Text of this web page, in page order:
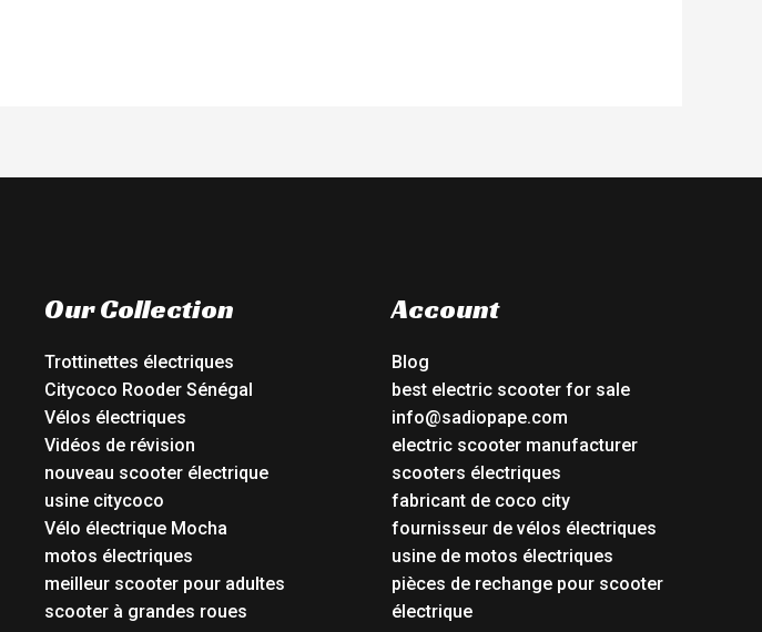
Our Collection
Trottinettes électriques
Citycoco Rooder Sénégal
Vélos électriques
Vidéos de révision
nouveau scooter électrique
usine citycoco
Vélo électrique Mocha
motos électriques
meilleur scooter pour adultes
scooter à grandes roues
Account
Blog
best electric scooter for sale
info@sadiopape.com
electric scooter manufacturer
scooters électriques
fabricant de coco city
fournisseur de vélos électriques
usine de motos électriques
pièces de rechange pour scooter
électrique